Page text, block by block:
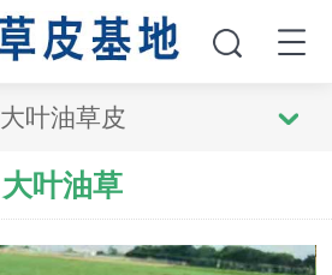
大叶油草皮
大叶油草